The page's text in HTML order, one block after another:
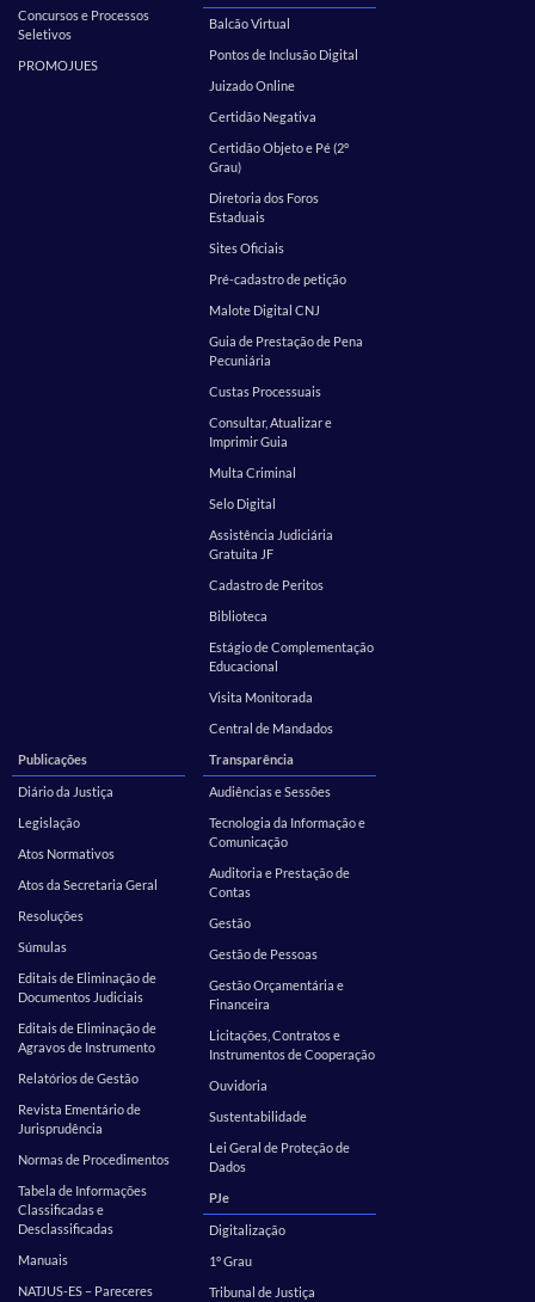
Concursos e Processos
Seletivos
PROMOJUES
Balcão Virtual
Pontos de Inclusão Digital
Juizado Online
Certidão Negativa
Certidão Objeto e Pé (2º
Grau)
Diretoria dos Foros
Estaduais
Sites Oficiais
Pré-cadastro de petição
Malote Digital CNJ
Guia de Prestação de Pena
Pecuniária
Custas Processuais
Consultar, Atualizar e
Imprimir Guia
Multa Criminal
Selo Digital
Assistência Judiciária
Gratuita JF
Cadastro de Peritos
Biblioteca
Estágio de Complementação
Educacional
Visita Monitorada
Central de Mandados
Publicações
Diário da Justiça
Legislação
Atos Normativos
Atos da Secretaria Geral
Resoluções
Súmulas
Editais de Eliminação de
Documentos Judiciais
Editais de Eliminação de
Agravos de Instrumento
Relatórios de Gestão
Revista Ementário de
Jurisprudência
Normas de Procedimentos
Tabela de Informações
Classificadas e
Desclassificadas
Manuais
NATJUS-ES – Pareceres
Transparência
Audiências e Sessões
Tecnologia da Informação e
Comunicação
Auditoria e Prestação de
Contas
Gestão
Gestão de Pessoas
Gestão Orçamentária e
Financeira
Licitações, Contratos e
Instrumentos de Cooperação
Ouvidoria
Sustentabilidade
Lei Geral de Proteção de
Dados
PJe
Digitalização
1º Grau
Tribunal de Justiça